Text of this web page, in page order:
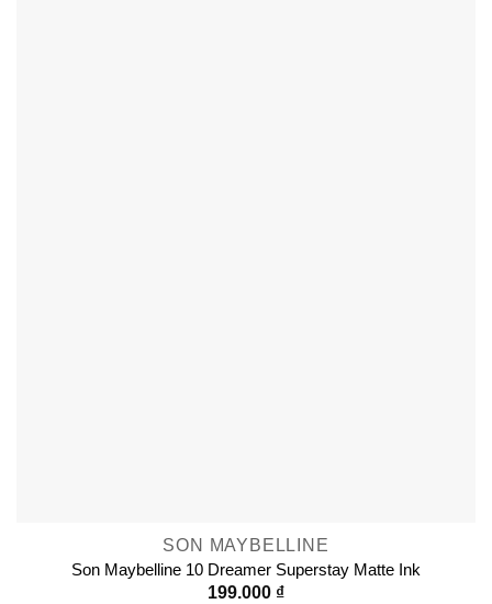
SON MAYBELLINE
Son Maybelline 10 Dreamer Superstay Matte Ink
199.000 ₫